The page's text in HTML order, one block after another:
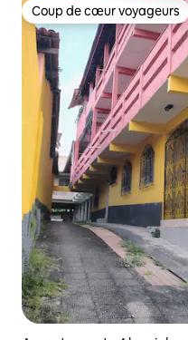
Coup de cœur voyageurs
Coup de cœur voyageurs